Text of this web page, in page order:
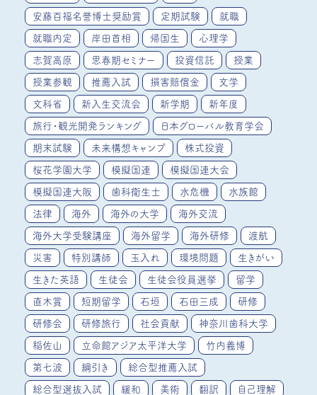
安藤百福名誉博士奨励賞 定期試験 就職
就職内定 岸田首相 帰国生 心理学
志賀高原 思春期セミナー 投資信託 授業
授業参観 推薦入試 損害賠償金 文学
文科省 新入生交流会 新学期 新年度
旅行・観光開発ランキング 日本グローバル教育学会
期末試験 未来構想キャンプ 株式投資
桜花学園大学 模擬国連 模擬国連大会
模擬国連大阪 歯科衛生士 水危機 水族館
法律 海外 海外の大学 海外交流
海外大学受験講座 海外留学 海外研修 渡航
災害 特別講師 玉入れ 環境問題 生きがい
生きた英語 生徒会 生徒会役員選挙 留学
直木賞 短期留学 石垣 石田三成 研修
研修会 研修旅行 社会貢献 神奈川歯科大学
稲佐山 立命館アジア太平洋大学 竹内義博
第七波 綱引き 総合型推薦入試
総合型選抜入試 緩和 美術 翻訳 自己理解